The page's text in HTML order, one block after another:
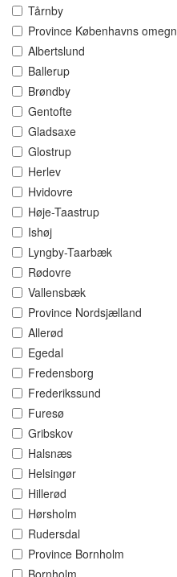
Tårnby
Province Københavns omegn
Albertslund
Ballerup
Brøndby
Gentofte
Gladsaxe
Glostrup
Herlev
Hvidovre
Høje-Taastrup
Ishøj
Lyngby-Taarbæk
Rødovre
Vallensbæk
Province Nordsjælland
Allerød
Egedal
Fredensborg
Frederikssund
Furesø
Gribskov
Halsnæs
Helsingør
Hillerød
Hørsholm
Rudersdal
Province Bornholm